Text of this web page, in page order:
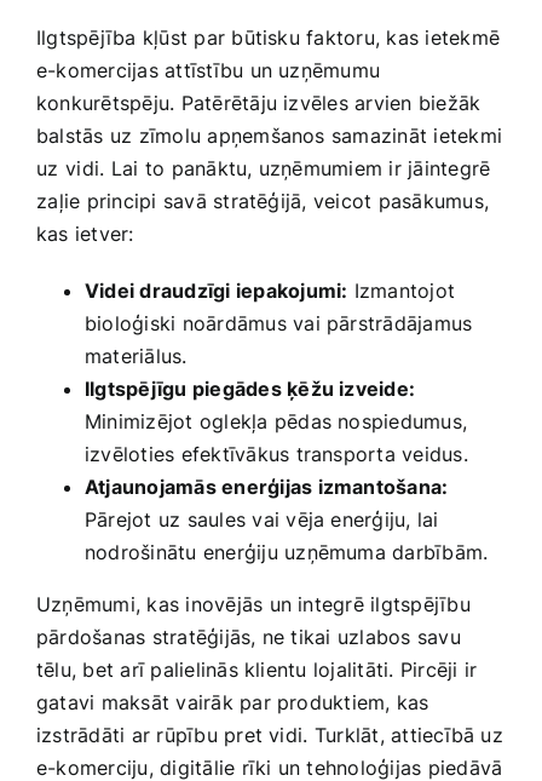
Ilgtspējība kļūst par būtisku faktoru, ‌kas ietekmē
e-komercijas attīstību un uzņēmumu
konkurētspēju. Patērētāju izvēles arvien biežāk
balstās ​uz zīmolu apņemšanos samazināt ietekmi
⁤uz⁢ vidi. Lai ⁤to panāktu, uzņēmumiem ir jāintegrē
⁤zaļie principi savā stratēģijā, veicot pasākumus,
kas ietver:
Videi draudzīgi iepakojumi: Izmantojot
bioloģiski ‍noārdāmus vai pārstrādājamus
materiālus.
Ilgtspējīgu piegādes ķēžu izveide:
Minimizējot oglekļa pēdas nospiedumus,
izvēloties efektīvākus transporta veidus.
Atjaunojamās enerģijas‍ izmantošana:
Pārejot uz saules vai vēja enerģiju, lai
nodrošinātu ​enerģiju uzņēmuma darbībām.
Uzņēmumi, kas inovējās ‍un integrē ilgtspējību
pārdošanas ‍stratēģijās, ne tikai uzlabos savu
tēlu, bet arī palielinās klientu lojalitāti. Pircēji ir
gatavi maksāt vairāk par produktiem, ‍kas
izstrādāti ar‍ rūpību pret vidi. ⁣Turklāt, attiecībā uz
e-komerciju, digitālie rīki un tehnoloģijas piedāvā